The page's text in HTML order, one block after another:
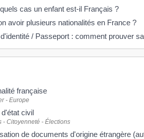
cas un enfant est-il Français ?
avoir plusieurs nationalités en France ?
/ Passeport : comment prouver
française
- Europe
civil
- Citoyenneté - Élections
de documents d'origine étrangère